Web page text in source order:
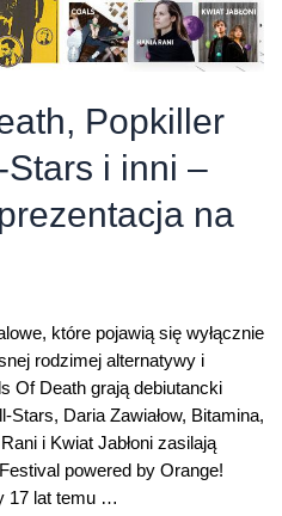
Popkiller
Stars i inni –
na
które pojawią się wyłącznie
rodzimej alternatywy i
Of Death grają debiutancki
Stars, Daria Zawiałow, Bitamina,
i Kwiat Jabłoni zasilają
powered by Orange!
17 lat temu …